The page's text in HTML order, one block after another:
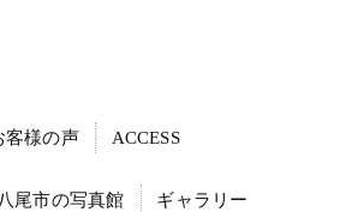
客様の声 ACCESS
尾市の写真館 ギャラリー